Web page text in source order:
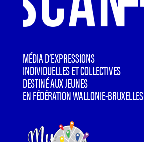
MÉDIA D’EXPRESSIONS
INDIVIDUELLES ET COLLECTIVES
DESTINÉ AUX JEUNES
EN FÉDÉRATION WALLONIE-BRUXELLES